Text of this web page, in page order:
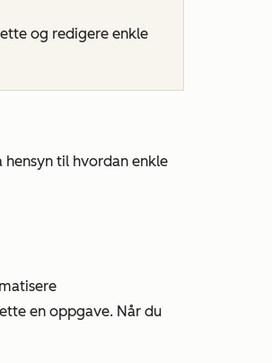
og redigere enkle
til hvordan enkle
en oppgave. Når du